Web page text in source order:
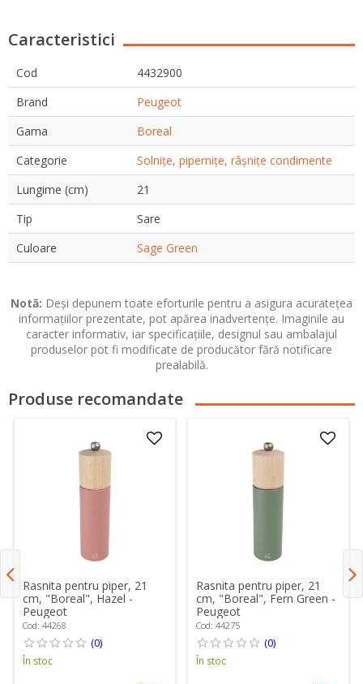
Caracteristici
Cod
4432900
Brand
Peugeot
Gama
Boreal
Categorie
Solnițe, pipernițe, râșnițe condimente
Lungime (cm)
21
Tip
Sare
Culoare
Sage Green
Notă: Deși depunem toate eforturile pentru a asigura acuratețea
informațiilor prezentate, pot apărea inadvertențe. Imaginile au
caracter informativ, iar specificațiile, designul sau ambalajul
produselor pot fi modificate de producător fără notificare
prealabilă.
Produse recomandate
Rasnita pentru piper, 21
cm, "Boreal", Hazel -
Peugeot
Cod: 44268
(0)
În stoc
Rasnita pentru piper, 21
cm, "Boreal", Fern Green -
Peugeot
Cod: 44275
(0)
În stoc